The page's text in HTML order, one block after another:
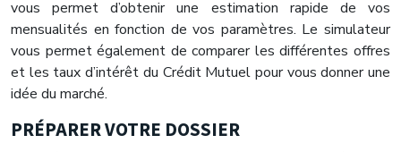
vous permet d’obtenir une estimation rapide de vos
mensualités en fonction de vos paramètres. Le simulateur
vous permet également de comparer les différentes offres
et les taux d’intérêt du Crédit Mutuel pour vous donner une
idée du marché.
PRÉPARER VOTRE DOSSIER